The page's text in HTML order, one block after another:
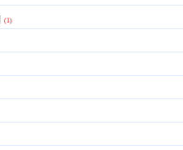
(1)